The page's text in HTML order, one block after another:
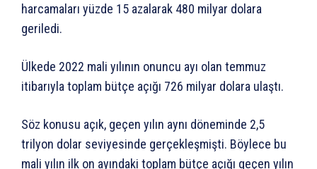
harcamaları yüzde 15 azalarak 480 milyar dolara
geriledi.
Ülkede 2022 mali yılının onuncu ayı olan temmuz
itibarıyla toplam bütçe açığı 726 milyar dolara ulaştı.
Söz konusu açık, geçen yılın aynı döneminde 2,5
trilyon dolar seviyesinde gerçekleşmişti. Böylece bu
mali yılın ilk on ayındaki toplam bütçe açığı geçen yılın